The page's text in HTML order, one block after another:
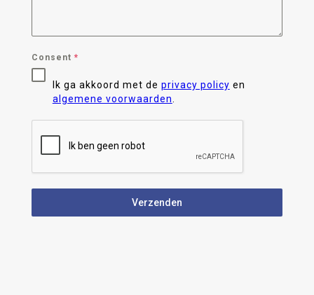
Consent *
Ik ga akkoord met de privacy policy en
algemene voorwaarden
Verzenden